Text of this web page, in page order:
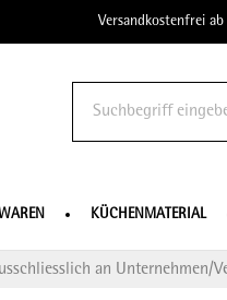
Versandkostenfrei
KÜCHENMATERIAL
an Unternehmen/